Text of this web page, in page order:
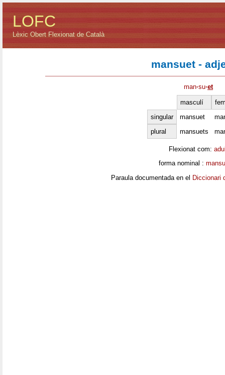
LOFC
Lèxic Obert Flexionat de Català
mansuet -
man·su·et
masculí
singular
mansuet
plural
mansuets
Flexionat com:
forma nominal :
Paraula documentada en el Diccionari